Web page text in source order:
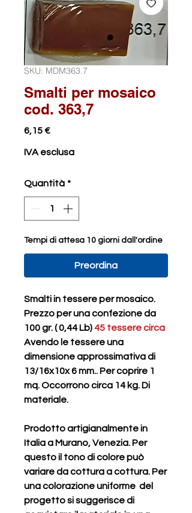
SKU: MDM363.7
Smalti per mosaico
cod. 363,7
6,15 €Prezzo
IVA esclusa
Quantità *
Tempi di attesa 10 giorni dall'ordine
Preordina
Smalti in tessere per mosaico.
Prezzo per una confezione da
100 gr. ( 0,44 Lb)45 tessere circa
Avendo le tessere una
dimensione approssimativa di
13/16x10x 6 mm.. Per coprire 1
mq. Occorrono circa 14 kg. Di
materiale.
Prodotto artigianalmente in
Italia a Murano, Venezia. Per
questo il tono di colore può
variare da cottura a cottura. Per
una colorazione uniforme del
progetto si suggerisce di